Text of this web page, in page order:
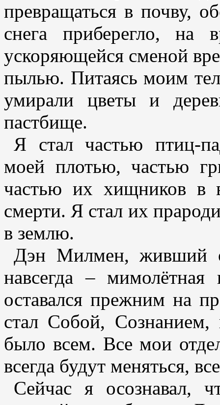
превращаться в почву,
снега приберегло, на
ускоряющейся сменой
пылью. Питаясь моим
умирали цветы и
пастбище.
Я стал частью птиц-
моей плотью, частью
частью их хищников в
смерти. Я стал их
в землю.
Дэн Милмен, живший
навсегда –
оставался прежним на
стал Собой, Сознанием,
было всем. Все мои
всегда будут меняться,
Сейчас я осознавал,